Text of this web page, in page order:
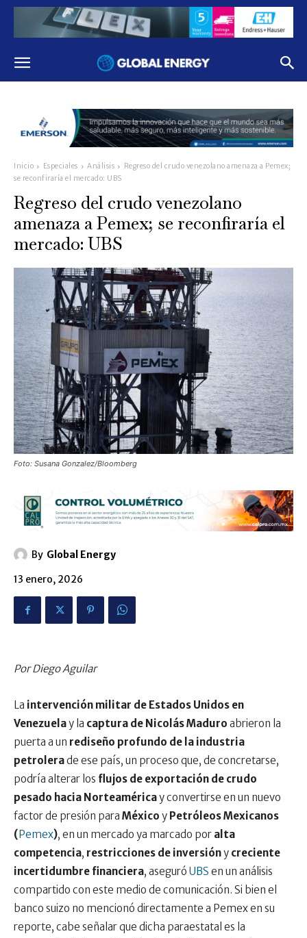
Inicio Especiales Análisis
Regreso del crudo venezolano amenaza a Pemex;
se reconfiraría el mercado: UBS
Regreso del crudo venezolano
amenaza a Pemex; se reconfiraría el
mercado: UBS
Foto: Susana Gonzalez/Bloomberg
By Global Energy
13 enero, 2026
Por Diego Aguilar
La intervención militar de Estados Unidos en
Venezuelay la captura de Nicolás Maduro abrieron la
puerta a un rediseño profundo de la industria
petrolerade ese país, un proceso que, de concretarse,
podría alterar los flujos de exportación de crudo
pesado hacia Norteaméricay convertirse en un nuevo
factor de presión para México y Petróleos Mexicanos
( Pemex), en un mercado ya marcado por alta
competencia, restricciones de inversióny creciente
incertidumbre financiera, aseguró UBS en un análisis
compartido con este medio de comunicación. Si bien el
banco suizo no mencionó directamente a Pemex en su
reporte, cabe señalar que dicha paraestatal es la